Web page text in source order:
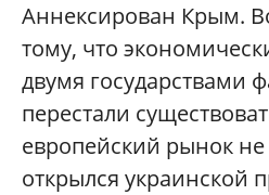
Аннексирован Крым.
тому, что
двумя государствами
перестали
европейский рынок
открылся украинской